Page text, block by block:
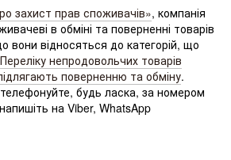
захист прав споживачів», компанія
в обміні та поверненні товарів
вони відносяться до категорій, що
Переліку непродовольчих товарів
поверненню та обміну.
будь ласка, за номером
на Viber, WhatsApp